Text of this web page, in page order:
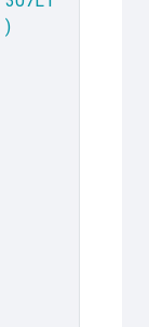
)